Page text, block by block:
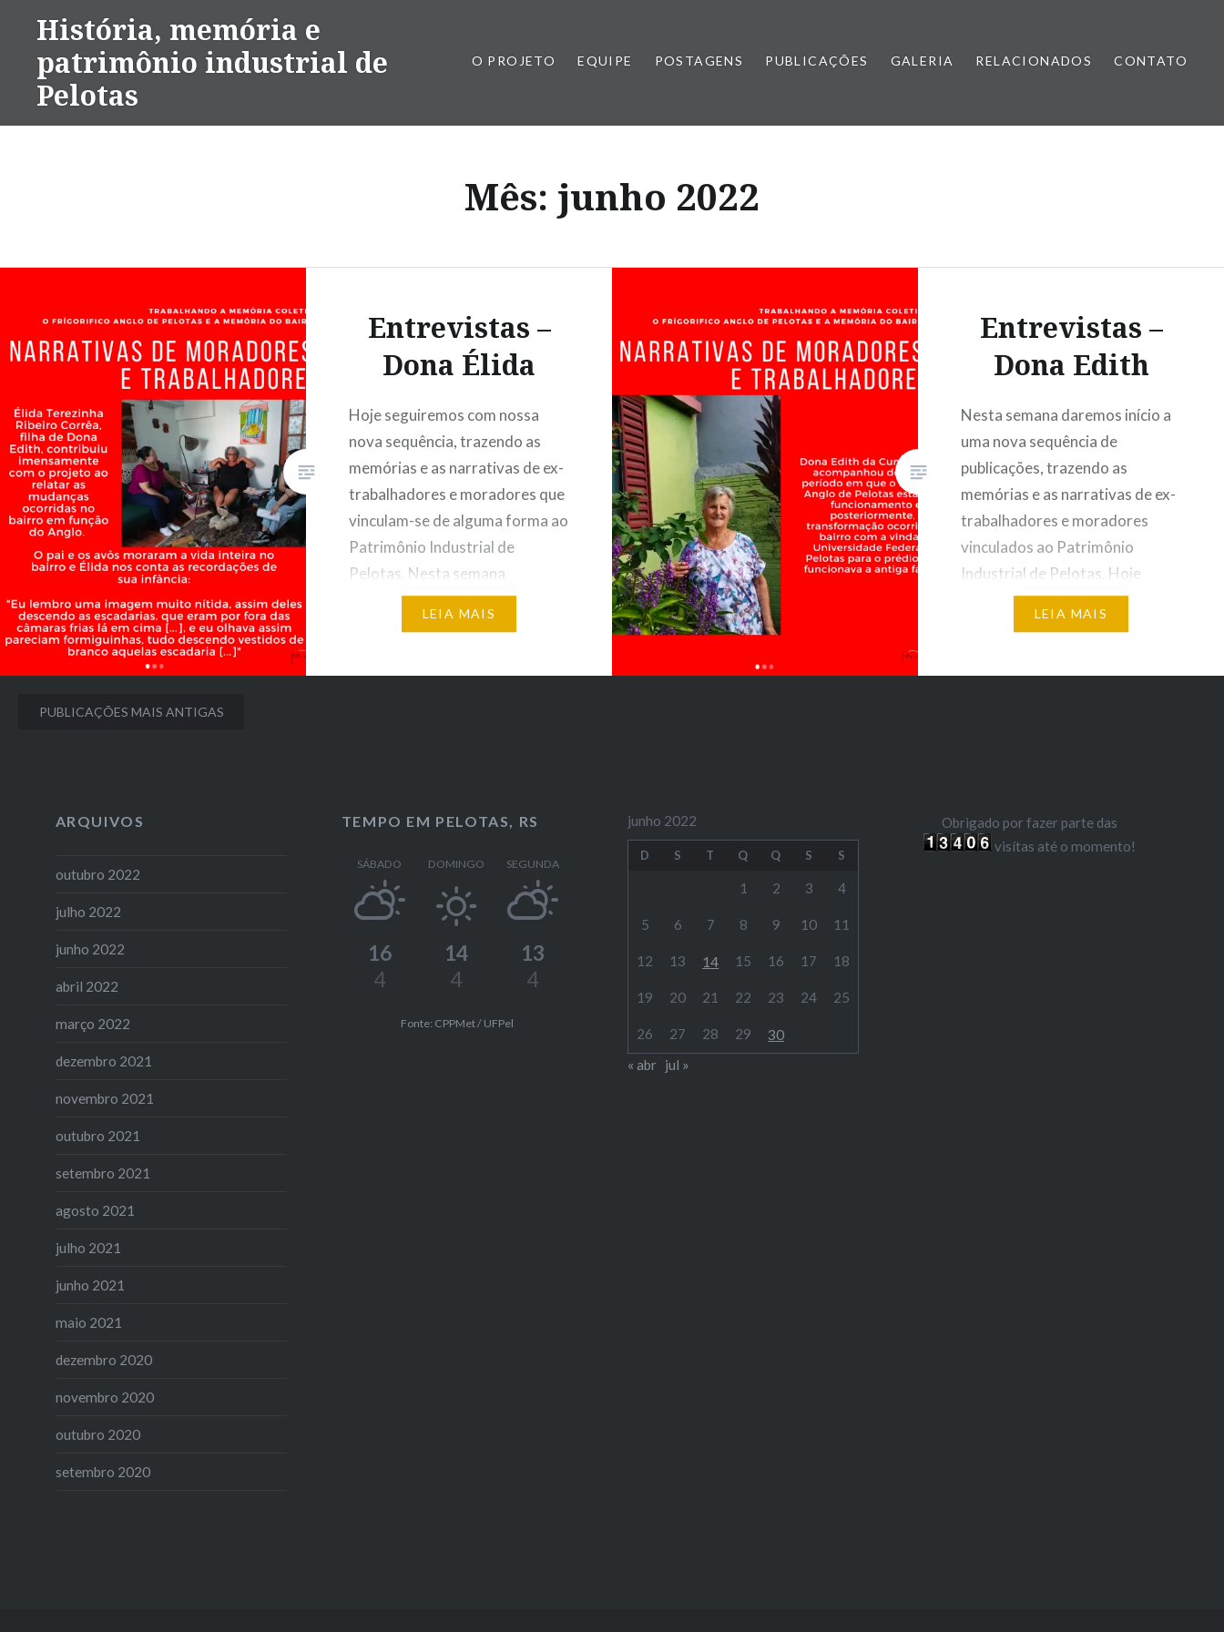
conteúdo
História, memória e
patrimônio industrial de
Pelotas
O PROJETO EQUIPE POSTAGENS PUBLICAÇÕES GALERIA RELACIONADOS CONTATO
Mês: junho 2022
Entrevistas –
Dona Élida
Hoje seguiremos com nossa
nova sequência, trazendo as
memórias e as narrativas de ex-
trabalhadores e moradores que
vinculam-se de alguma forma ao
Patrimônio Industrial de
Pelotas. Nesta semana
apresentamos a vocês dona
para o projeto a partir de suas
LEIA MAIS
Entrevistas –
Dona Edith
Nesta semana daremos início a
uma nova sequência de
publicações, trazendo as
memórias e as narrativas de ex-
trabalhadores e moradores
vinculados ao Patrimônio
Industrial de Pelotas. Hoje
apresentamos a vocês dona
Frigorífico Anglo. Acompanhou
LEIA MAIS
Navegação
PUBLICAÇÕES MAIS ANTIGAS
ARQUIVOS
outubro 2022
julho 2022
junho 2022
abril 2022
março 2022
dezembro 2021
novembro 2021
outubro 2021
setembro 2021
agosto 2021
julho 2021
junho 2021
maio 2021
dezembro 2020
novembro 2020
outubro 2020
setembro 2020
TEMPO EM PELOTAS, RS
SÁBADO
16
4
DOMINGO
14
4
SEGUNDA
13
4
Fonte: CPPMet / UFPel
junho 2022
D S T Q Q S S
1 2 3 4
5 6 7 8 9 10 11
12 13 14 15 16 17 18
19 20 21 22 23 24 25
26 27 28 29
30
« abr jul »
Obrigado por fazer parte das
visítas até o momento!